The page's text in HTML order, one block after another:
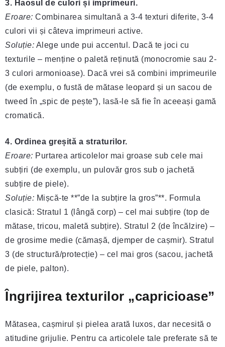
3. Haosul de culori și imprimeuri.
Eroare: Combinarea simultană a 3-4 texturi diferite, 3-4
culori vii și câteva imprimeuri active.
Soluție: Alege unde pui accentul. Dacă te joci cu
texturile – menține o paletă reținută (monocromie sau 2-
3 culori armonioase). Dacă vrei să combini imprimeurile
(de exemplu, o fustă de mătase leopard și un sacou de
tweed în „spic de pește”), lasă-le să fie în aceeași gamă
cromatică.
4. Ordinea greșită a straturilor.
Eroare: Purtarea articolelor mai groase sub cele mai
subțiri (de exemplu, un pulovăr gros sub o jachetă
subțire de piele).
Soluție: Mișcă-te **”de la subțire la gros”**. Formula
clasică: Stratul 1 (lângă corp) – cel mai subțire (top de
mătase, tricou, maletă subțire). Stratul 2 (de încălzire) –
de grosime medie (cămașă, djemper de cașmir). Stratul
3 (de structură/protecție) – cel mai gros (sacou, jachetă
de piele, palton).
Îngrijirea texturilor „capricioase”
Mătasea, cașmirul și pielea arată luxos, dar necesită o
atitudine grijulie. Pentru ca articolele tale preferate să te